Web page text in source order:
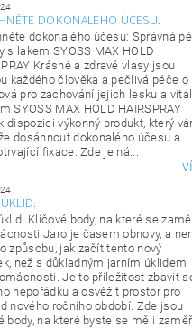
DOKONALÉHO ÚČESU.
dokonalého účesu: Správná
s lakem SYOSS MAX HOLD
Krásné a zdravé vlasy jsou
každého člověka a pečlivá péče o
pro zachování jejich lesku a
SYOSS MAX HOLD HAIRSPRAY
dispozici výkonný produkt, který
dosáhnout dokonalého účesu a
fixace. Zde je ná...
Klíčové body, na které se
Jaro je časem obnovy, a
způsobu, jak začít tento nový
než s důkladným jarním úklidem
Je to příležitost zbavit
nepořádku a osvěžit prostor pro
nového ročního období. Zde jsou
body, na které byste se měli